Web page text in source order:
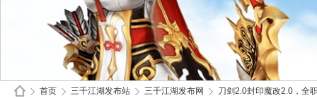
首页 三千江湖发布站 三千江湖发布网 刀剑2.0封印魔改2.0，全